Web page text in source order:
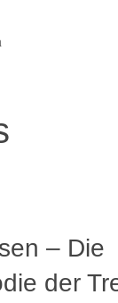
– Die
der